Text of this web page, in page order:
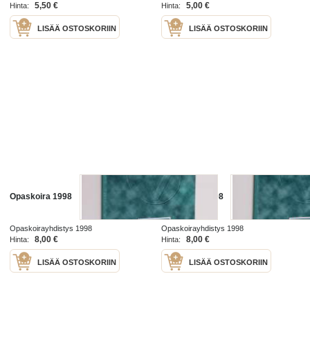
Hinta:
5,50 €
LISÄÄ OSTOSKORIIN
Hinta:
5,00 €
LISÄÄ OSTOSKORIIN
Opaskoira 1998
Opaskoirayhdistys 1998
Hinta:
8,00 €
LISÄÄ OSTOSKORIIN
Opaskoira 1998
Opaskoirayhdistys 1998
Hinta:
8,00 €
LISÄÄ OSTOSKORIIN